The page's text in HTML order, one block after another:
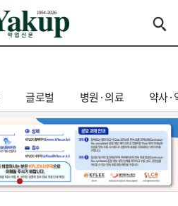
글로벌 병원·의료 약사·